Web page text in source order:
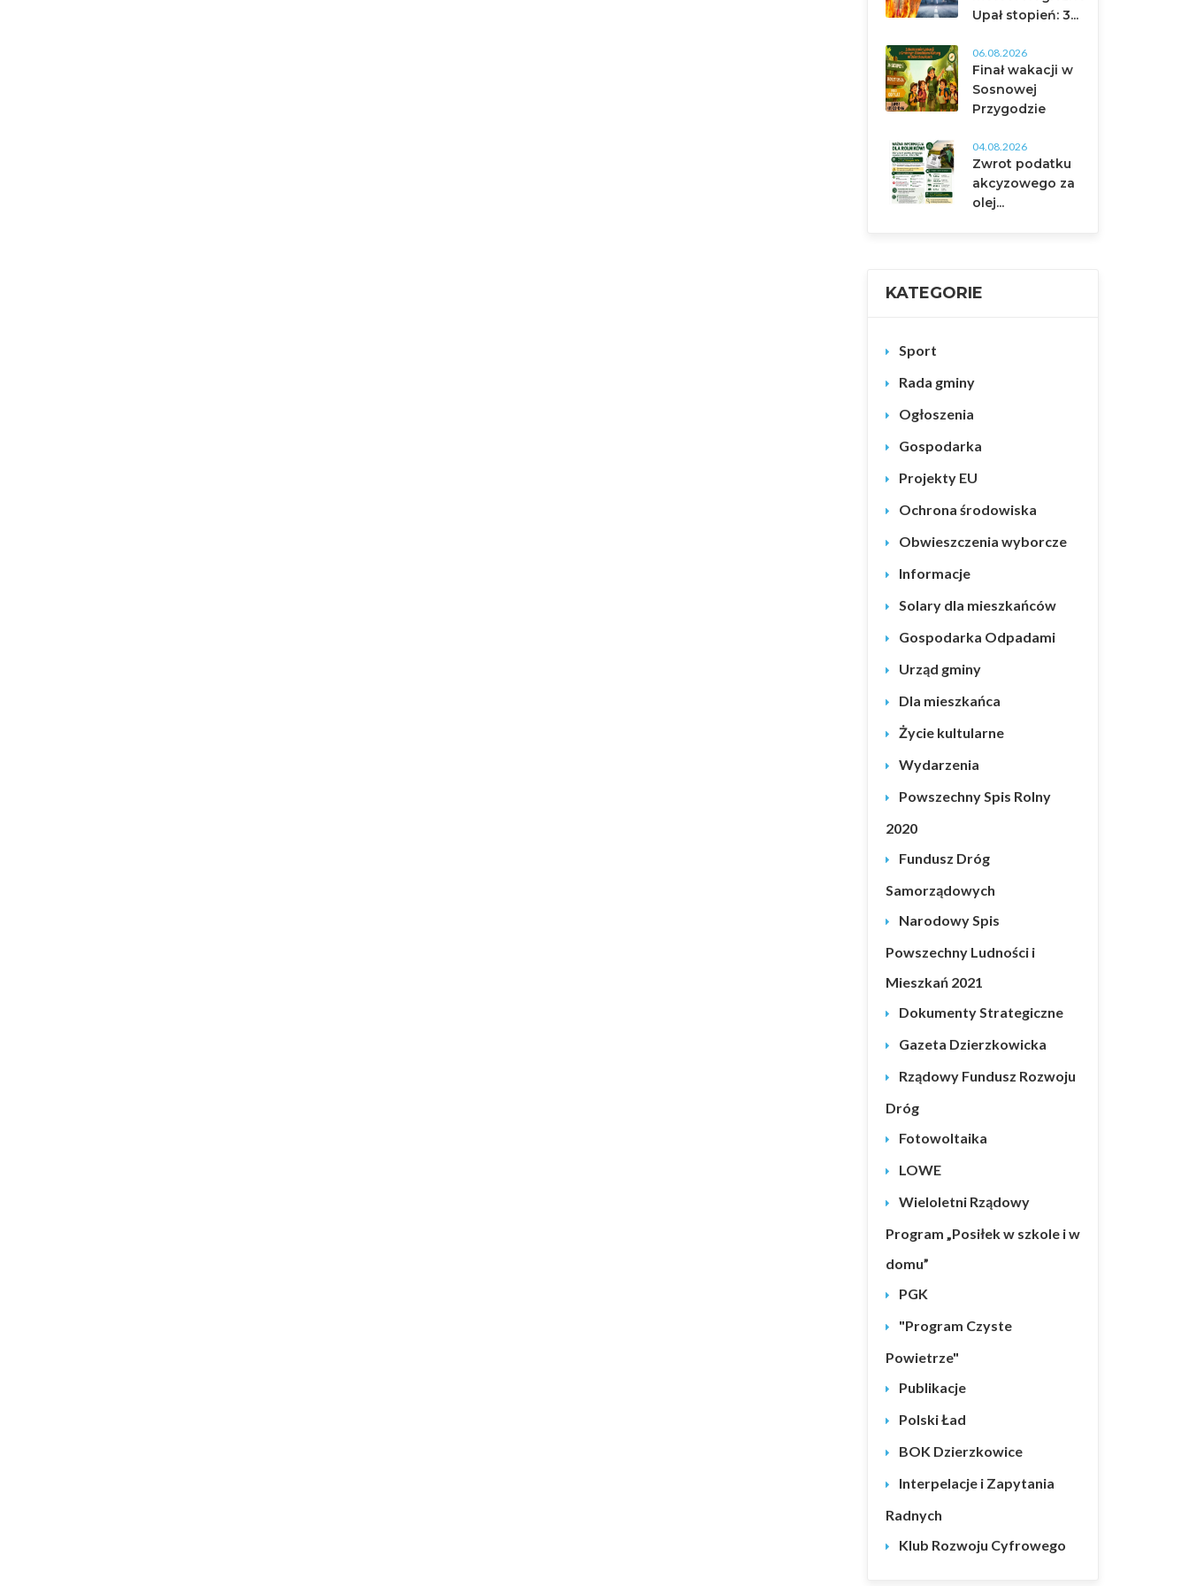
Upał stopień: 3...
06.08.2026
Finał wakacji w
Sosnowej
Przygodzie
04.08.2026
Zwrot podatku
akcyzowego za
olej...
KATEGORIE
Sport
Rada gminy
Ogłoszenia
Gospodarka
Projekty EU
Ochrona środowiska
Obwieszczenia wyborcze
Informacje
Solary dla mieszkańców
Gospodarka Odpadami
Urząd gminy
Dla mieszkańca
Życie kultularne
Wydarzenia
Powszechny Spis Rolny
2020
Fundusz Dróg
Samorządowych
Narodowy Spis
Powszechny Ludności i
Mieszkań 2021
Dokumenty Strategiczne
Gazeta Dzierzkowicka
Rządowy Fundusz Rozwoju
Dróg
Fotowoltaika
LOWE
Wieloletni Rządowy
Program „Posiłek w szkole i w
domu”
PGK
"Program Czyste
Powietrze"
Publikacje
Polski Ład
BOK Dzierzkowice
Interpelacje i Zapytania
Radnych
Klub Rozwoju Cyfrowego